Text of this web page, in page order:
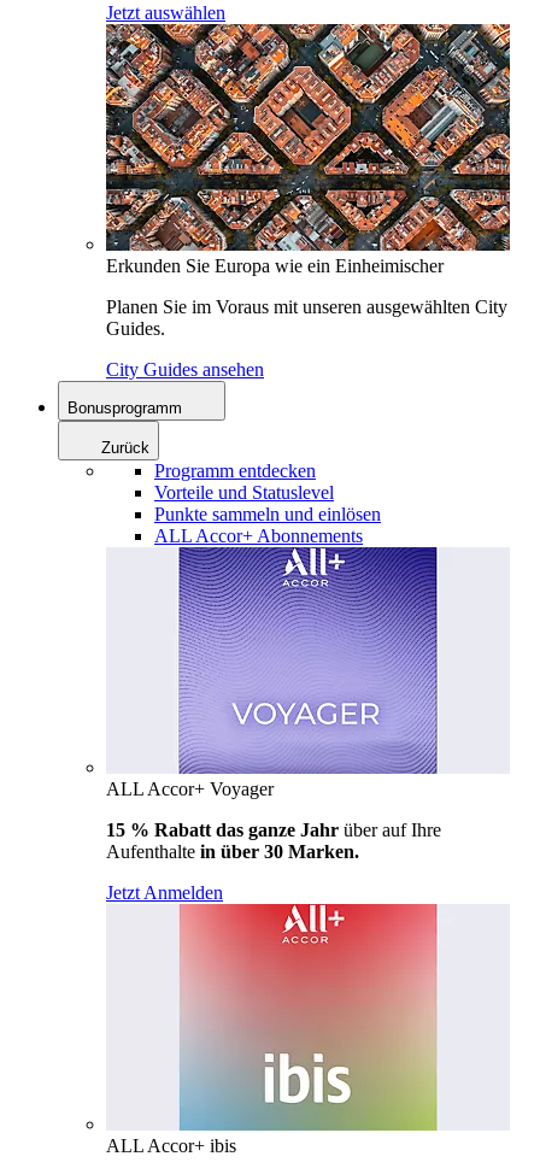
Jetzt auswählen
Erkunden Sie Europa wie ein Einheimischer
Planen Sie im Voraus mit unseren ausgewählten City
Guides.
City Guides ansehen
Bonusprogramm
Zurück
Programm entdecken
Vorteile und Statuslevel
Punkte sammeln und einlösen
ALL Accor+ Abonnements
ALL Accor+ Voyager
15 % Rabatt das ganze Jahr über auf Ihre
Aufenthalte in über 30 Marken.
Jetzt Anmelden
ALL Accor+ ibis